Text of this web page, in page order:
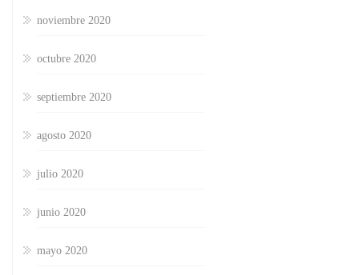
noviembre 2020
octubre 2020
septiembre 2020
agosto 2020
julio 2020
junio 2020
mayo 2020